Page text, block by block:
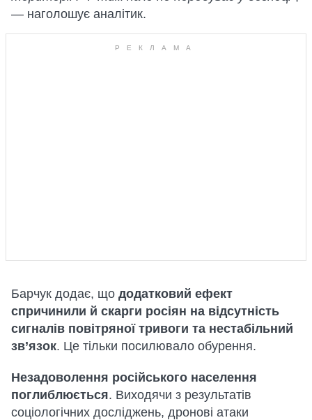
— наголошує аналітик.
Барчук додає, що додатковий ефект
спричинили й скарги росіян на відсутність
сигналів повітряної тривоги та нестабільний
зв’язок. Це тільки посилювало обурення.
Незадоволення російського населення
поглиблюється. Виходячи з результатів
соціологічних досліджень, дронові атаки